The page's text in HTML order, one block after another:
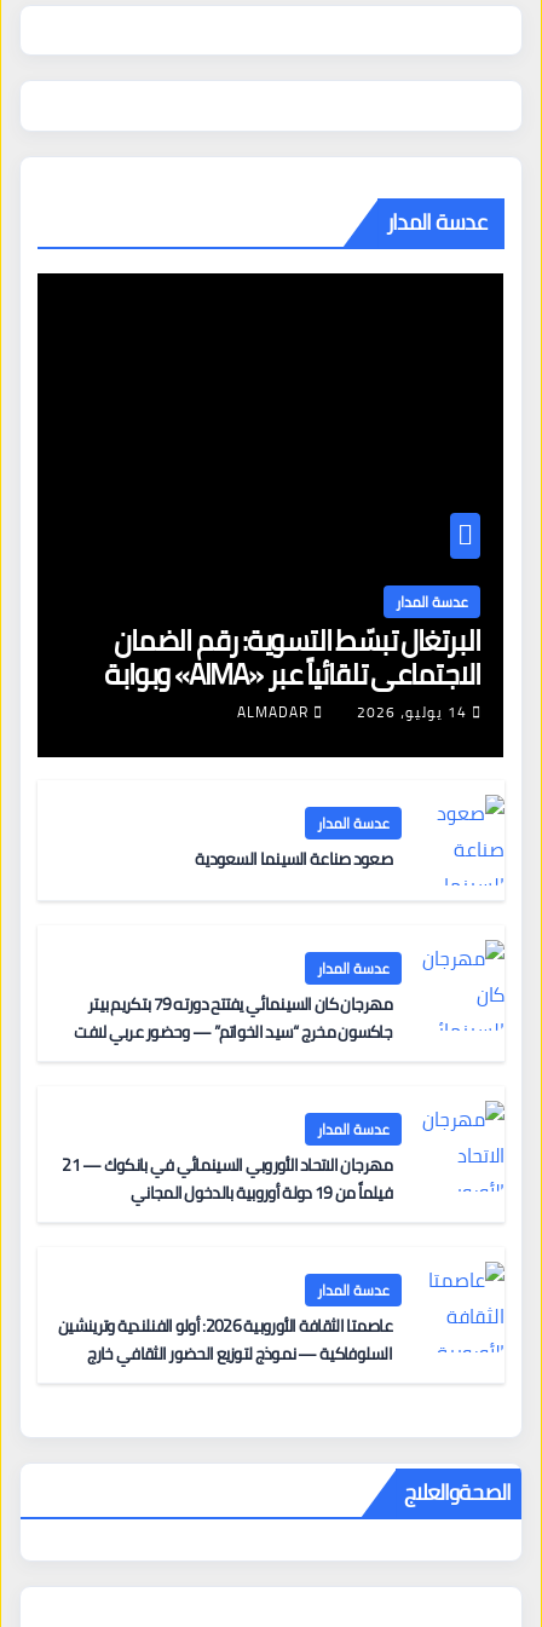
عدسة المدار
عدسة المدار
البرتغال تبسّط التسوية: رقم الضمان
الاجتماعي تلقائياً عبر «AIMA» وبوابة
جديدة لتجديد الإقامات
14 يوليو، 2026 ALMADAR
عدسة المدار
صعود صناعة السينما السعودية
عدسة المدار
مهرجان كان السينمائي يفتتح دورته 79 بتكريم بيتر
جاكسون مخرج “سيد الخواتم” — وحضور عربي لافت
عدسة المدار
مهرجان الاتحاد الأوروبي السينمائي في بانكوك — 21
فيلماً من 19 دولة أوروبية بالدخول المجاني
عدسة المدار
عاصمتا الثقافة الأوروبية 2026: أولو الفنلندية وترينشين
السلوفاكية — نموذج لتوزيع الحضور الثقافي خارج
الصحةوالعلاج